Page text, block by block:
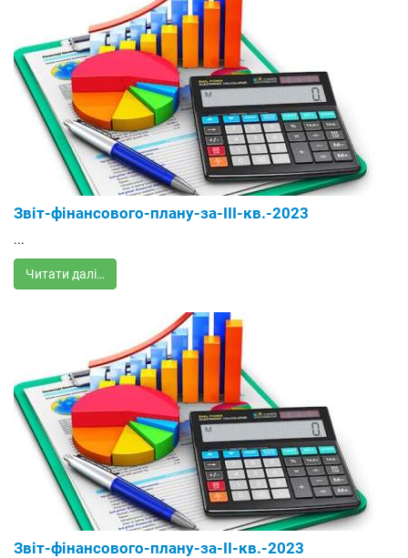
Звіт-фінансового-плану-за-ІІІ-кв.-2023
...
Читати далі…
Звіт-фінансового-плану-за-ІІ-кв.-2023